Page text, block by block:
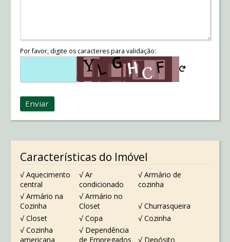
Por favor, digite os caracteres para validação:
Enviar
Características do Imóvel
√ Aquecimento
central
√ Ar
condicionado
√ Armário de
cozinha
√ Armário na
Cozinha
√ Armário no
Closet
√ Churrasqueira
√ Closet
√ Copa
√ Cozinha
√ Cozinha
americana
√ Dependência
de Empregados
√ Depósito